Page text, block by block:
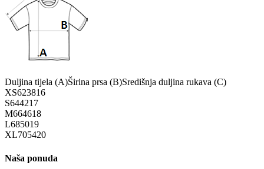
Duljina tijela (A)Širina prsa (B)Središnja duljina rukava (C)
XS623816
S644217
M664618
L685019
XL705420
Naša ponuda